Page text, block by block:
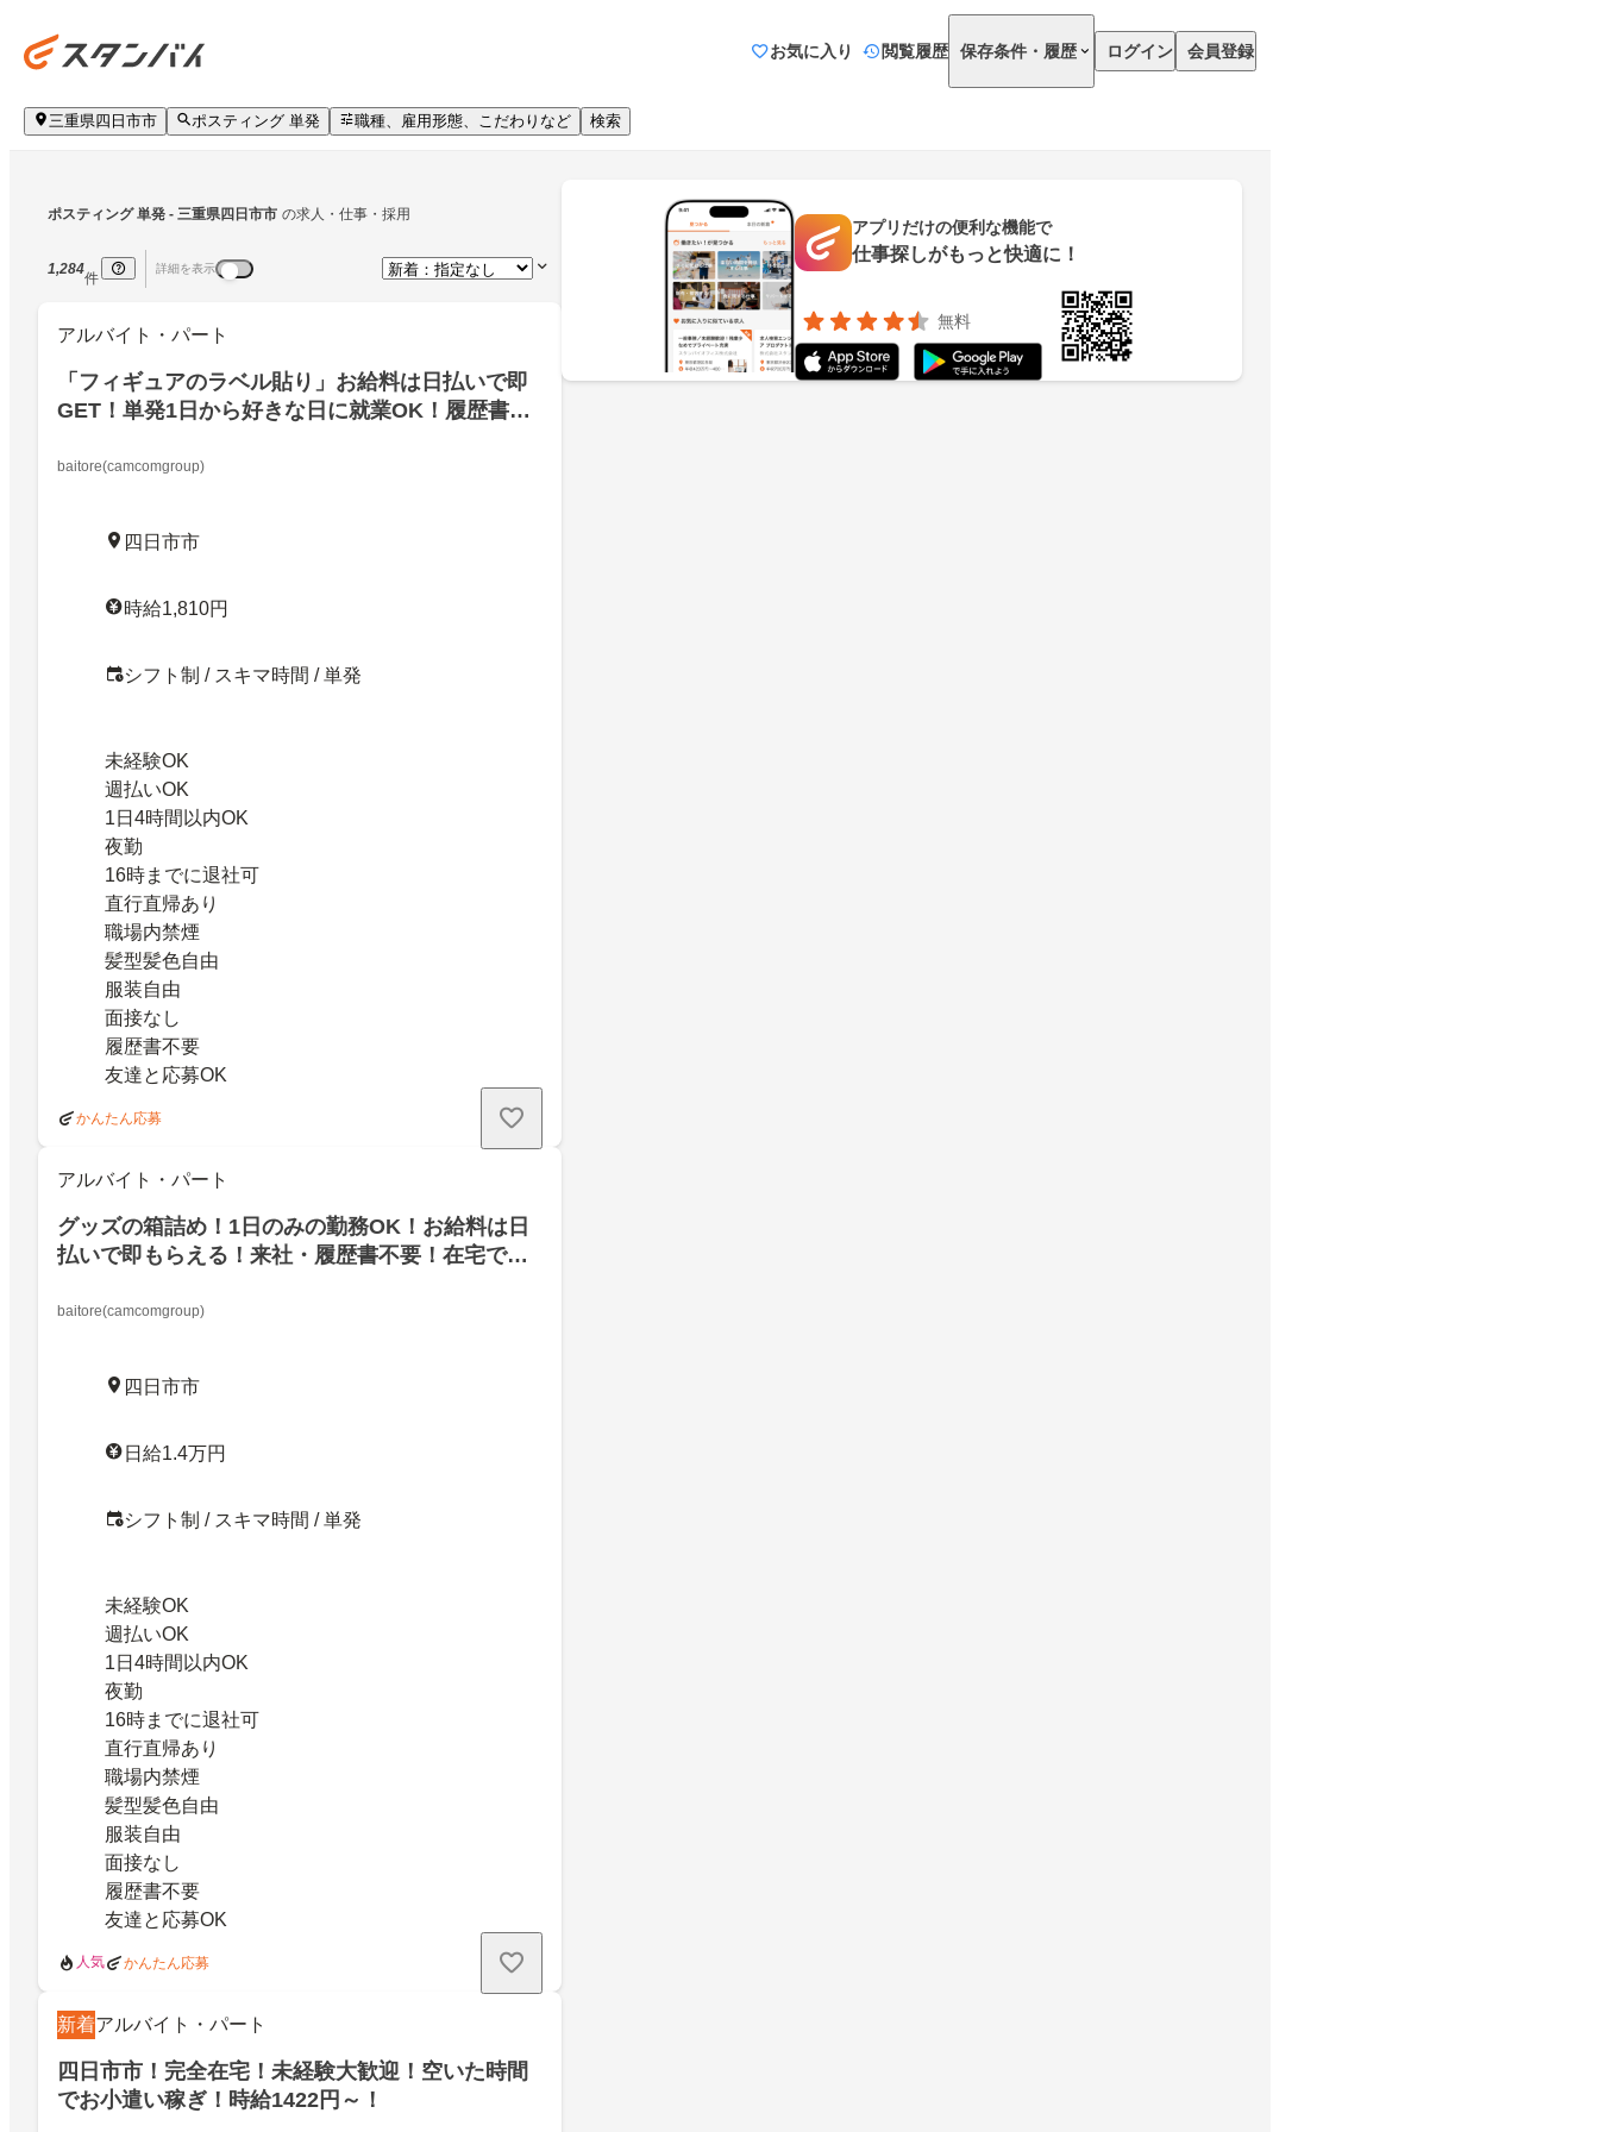
お気に入り 閲覧履歴 保存条件・履歴 ログイン 会員登録
三重県四日市市 ポスティング 単発 職種、雇用形態、こだわりなど 検索
ポスティング 単発 - 三重県四日市市 の求人・仕事・採用
1,284
件
詳細を表示
アルバイト・パート
「フィギュアのラベル貼り」お給料は日払いで即
GET！単発1日から好きな日に就業OK！履歴書＆
baitore(camcomgroup)
四日市市
時給1,810円
シフト制 / スキマ時間 / 単発
未経験OK
週払いOK
1日4時間以内OK
夜勤
16時までに退社可
直行直帰あり
職場内禁煙
髪型髪色自由
服装自由
面接なし
履歴書不要
友達と応募OK
かんたん応募
アルバイト・パート
グッズの箱詰め！1日のみの勤務OK！お給料は日
払いで即もらえる！来社・履歴書不要！在宅でで
baitore(camcomgroup)
四日市市
日給1.4万円
シフト制 / スキマ時間 / 単発
未経験OK
週払いOK
1日4時間以内OK
夜勤
16時までに退社可
直行直帰あり
職場内禁煙
髪型髪色自由
服装自由
面接なし
履歴書不要
友達と応募OK
人気 かんたん応募
新着アルバイト・パート
四日市市！完全在宅！未経験大歓迎！空いた時間
でお小遣い稼ぎ！時給1422円～！
アプリだけの便利な機能で
仕事探しがもっと快適に！
無料